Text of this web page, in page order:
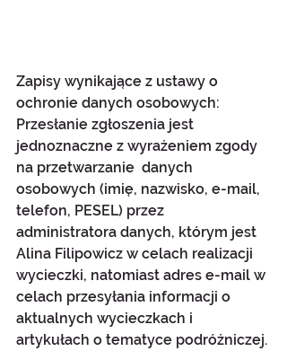
Zapisy wynikające z ustawy o
ochronie danych osobowych:
Przesłanie zgłoszenia jest
jednoznaczne z wyrażeniem zgody
na przetwarzanie  danych
osobowych (imię, nazwisko, e-mail,
telefon, PESEL) przez
administratora danych, którym jest
Alina Filipowicz w celach realizacji
wycieczki, natomiast adres e-mail w
celach przesyłania informacji o
aktualnych wycieczkach i
artykułach o tematyce podróżniczej.